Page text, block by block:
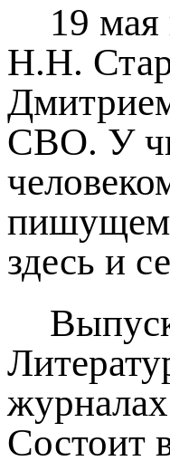
19
Н.Н.
СВО. У
пишущем
здесь и
Состоит